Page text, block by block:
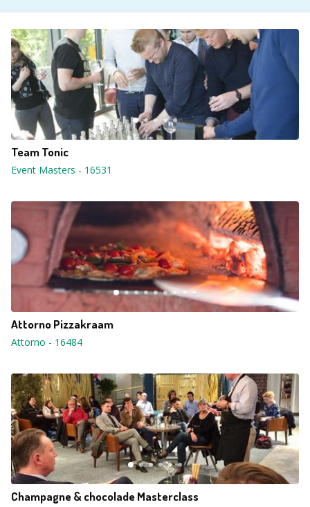
Team Tonic
Event Masters - 16531
Attorno Pizzakraam
Attorno - 16484
Champagne & chocolade Masterclass